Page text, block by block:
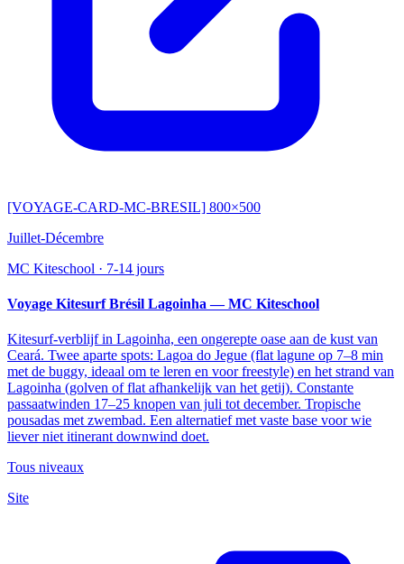
[VOYAGE-CARD-MC-BRESIL] 800×500
Juillet-Décembre
MC Kiteschool · 7-14 jours
Voyage Kitesurf Brésil Lagoinha — MC Kiteschool
Kitesurf-verblijf in Lagoinha, een ongerepte oase aan de kust van
Ceará. Twee aparte spots: Lagoa do Jegue (flat lagune op 7–8 min
met de buggy, ideaal om te leren en voor freestyle) en het strand van
Lagoinha (golven of flat afhankelijk van het getij). Constante
passaatwinden 17–25 knopen van juli tot december. Tropische
pousadas met zwembad. Een alternatief met vaste base voor wie
liever niet itinerant downwind doet.
Tous niveaux
Site